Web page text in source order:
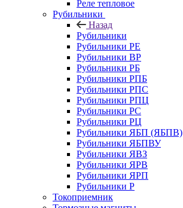
Реле тепловое
Рубильники
Назад
Рубильники
Рубильники РЕ
Рубильники ВР
Рубильники РБ
Рубильники РПБ
Рубильники РПС
Рубильники РПЦ
Рубильники РС
Рубильники РЦ
Рубильники ЯБП (ЯБПВ)
Рубильники ЯБПВУ
Рубильники ЯВЗ
Рубильники ЯРВ
Рубильники ЯРП
Рубильники Р
Токоприемник